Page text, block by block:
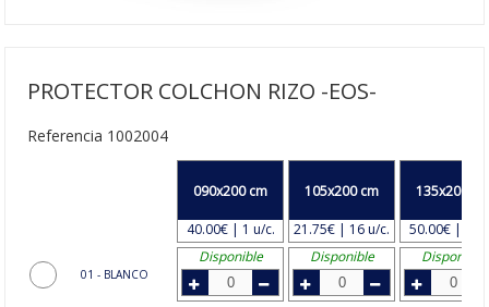
PROTECTOR COLCHON RIZO -EOS-
Referencia 1002004
01 - BLANCO
090x200 cm
40.00€ | 1 u/c.
105x200 cm
21.75€ | 16 u/c.
135x200
50.00€ | 1
Disponible
Disponible Disponible